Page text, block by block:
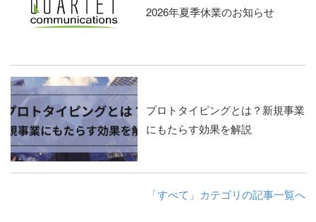
2026年夏季休業のお知らせ
プロトタイピングとは？新規事業
にもたらす効果を解説
「すべて」カテゴリの記事一覧へ